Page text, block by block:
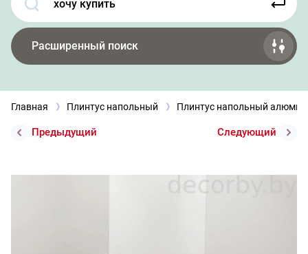
Расширенный поиск
Главная Плинтус напольный Плинтус напольный
Предыдущий Следующий